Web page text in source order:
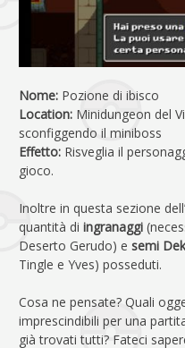
Nome: Pozione di ibisco
Location: Minidungeon del
sconfiggendo il miniboss
Effetto: Risveglia il
gioco.
Inoltre in questa sezione
quantità di ingranaggi
Deserto Gerudo) e semi
Tingle e Yves) posseduti.
Cosa ne pensate? Quali
imprescindibili per una
già trovati tutti? Fateci